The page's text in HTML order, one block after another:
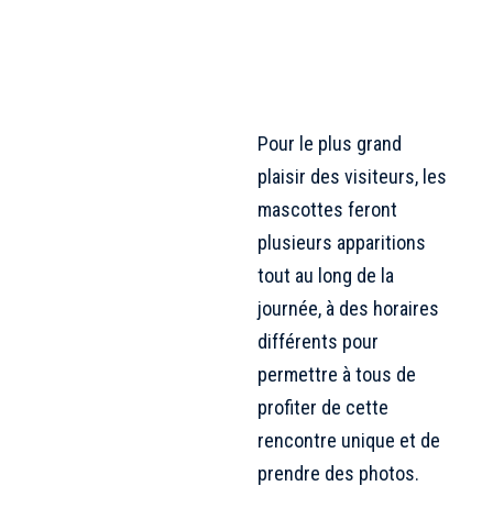
Pour le plus grand
plaisir des visiteurs, les
mascottes feront
plusieurs apparitions
tout au long de la
journée, à des horaires
différents pour
permettre à tous de
profiter de cette
rencontre unique et de
prendre des photos.